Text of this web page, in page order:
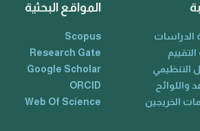
الدراسات
التنظيمي
واللوائح
الخريجين
المواقع البحثية
Scopus
Research Gate
Google Scholar
ORCID
Web Of Science